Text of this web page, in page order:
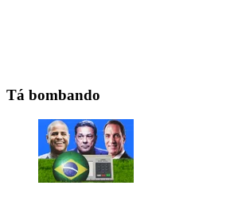
Tá bombando